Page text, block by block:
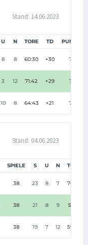
Stand: 14.06.2023
U N TORE TD PUNKTE
8 8 60:30 +30 74
3 12 71:42 +29 72
10 8 64:43 +21 70
Stand: 04.06.2023
SPIELE S U N TORE
38 23 8 7 70:33
38 21 8 9 51:35
38 19 7 12 59:40